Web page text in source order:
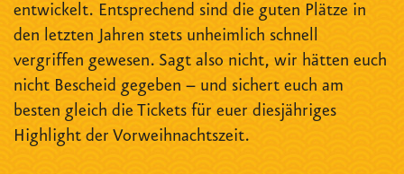
entwickelt. Entsprechend sind die guten Plätze in
den letzten Jahren stets unheimlich schnell
vergriffen gewesen. Sagt also nicht, wir hätten euch
nicht Bescheid gegeben – und sichert euch am
besten gleich die Tickets für euer diesjähriges
Highlight der Vorweihnachtszeit.